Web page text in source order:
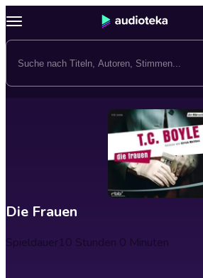
Die Frauen
Spieldauer10 Stunden 0 Minuten